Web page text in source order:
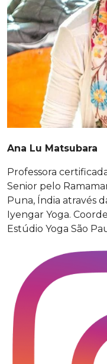
Ana Lu Matsubara
Professora
Senior pelo
Puna, Índia através
Iyengar Yoga.
Estúdio Yoga São